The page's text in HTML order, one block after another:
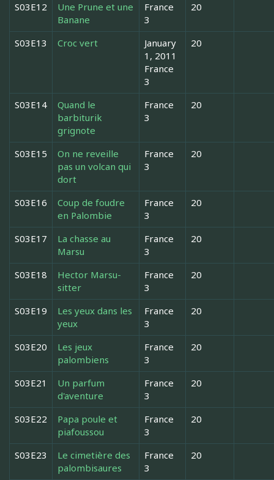
S03E12
Une Prune et une
Banane
France
3
20
S03E13 Croc vert
January
1, 2011
France
3
20
S03E14
Quand le
barbiturik
grignote
France
3
20
S03E15
On ne reveille
pas un volcan qui
dort
France
3
20
S03E16
Coup de foudre
en Palombie
France
3
20
S03E17
La chasse au
Marsu
France
3
20
S03E18
Hector Marsu-
sitter
France
3
20
S03E19
Les yeux dans les
yeux
France
3
20
S03E20
Les jeux
palombiens
France
3
20
S03E21
Un parfum
d'aventure
France
3
20
S03E22
Papa poule et
piafoussou
France
3
20
S03E23
Le cimetière des
palombisaures
France
3
20